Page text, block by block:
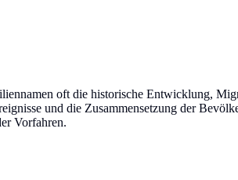
oft die historische Entwicklung,
und die Zusammensetzung der
Vorfahren.